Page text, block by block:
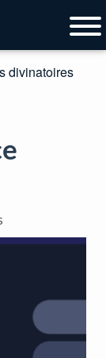
divinatoires